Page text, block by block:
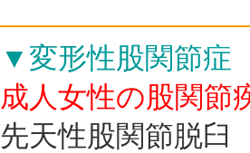
▼変形性股関節症
成人女性の股関節
先天性股関節脱臼